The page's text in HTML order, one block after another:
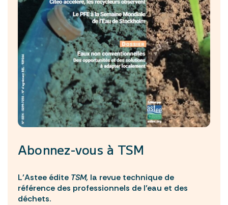
Abonnez-vous à TSM
L’Astee édite TSM, la revue technique de
référence des professionnels de l’eau et des
déchets.